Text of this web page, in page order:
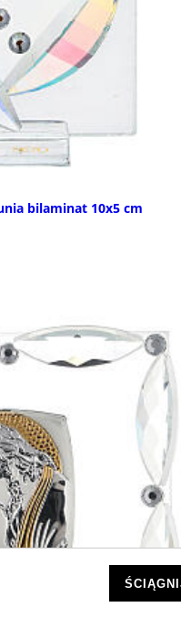
bilaminat 10x5 cm